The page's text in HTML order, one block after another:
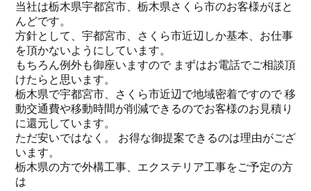
当社は栃木県宇都宮市、栃木県さくら市のお客様がほと
んどです。
方針として、宇都宮市、さくら市近辺しか基本、お仕事
を頂かないようにしています。
もちろん例外も御座いますので まずはお電話でご相談頂
けたらと思います。
栃木県で宇都宮市、さくら市近辺で地域密着ですので 移
動交通費や移動時間が削減できるのでお客様のお見積り
に還元しています。
ただ安いではなく。 お得な御提案できるのは理由がござ
います。
栃木県の方で外構工事、エクステリア工事をご予定の方
は